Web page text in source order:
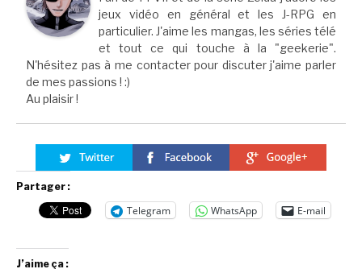
jeux vidéo en général et les J-RPG en
particulier. J'aime les mangas, les séries télé
et tout ce qui touche à la "geekerie".
N'hésitez pas à me contacter pour discuter j'aime parler
de mes passions ! :)
Au plaisir !
Partager :
Telegram WhatsApp E-mail
J’aime ça :